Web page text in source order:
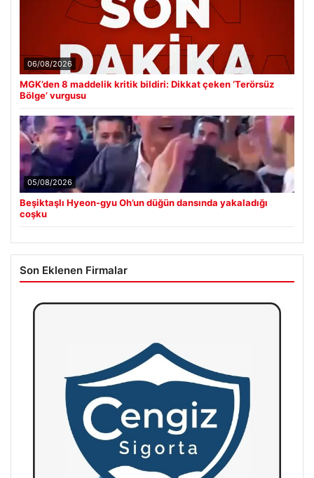
06/08/2026
MGK’den 8 maddelik kritik bildiri: Dikkat çeken ‘Terörsüz
Bölge’ vurgusu
05/08/2026
Beşiktaşlı Hyeon-gyu Oh’un düğün dansında yakaladığı
coşku
Son Eklenen Firmalar